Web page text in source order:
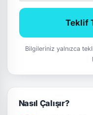
Teklif
Bilgileriniz yalnızca
Nasıl Çalışır?